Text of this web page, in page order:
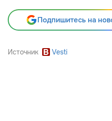
Подпишитесь на
Источник Vesti